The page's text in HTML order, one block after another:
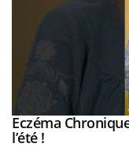
Youtube
Eczéma
l’été !Youtube